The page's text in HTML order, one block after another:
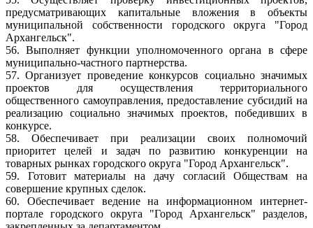
предусматривающих капитальные вложения в объекты
муниципальной собственности городского округа "Город
Архангельск".
56. Выполняет функции уполномоченного органа в сфере
муниципально-частного партнерства.
57. Организует проведение конкурсов социально значимых
проектов для осуществления территориального
общественного самоуправления, предоставление субсидий на
реализацию социально значимых проектов, победивших в
конкурсе.
58. Обеспечивает при реализации своих полномочий
приоритет целей и задач по развитию конкуренции на
товарных рынках городского округа "Город Архангельск".
59. Готовит материалы на дачу согласий Обществам на
совершение крупных сделок.
60. Обеспечивает ведение на информационном интернет-
портале городского округа "Город Архангельск" разделов,